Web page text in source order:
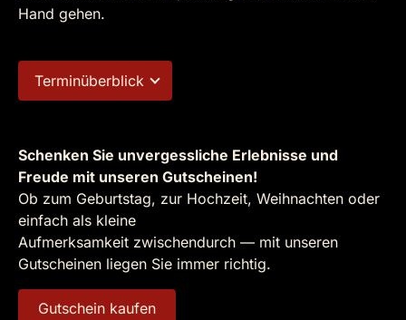
Hand gehen.
Terminüberblick
Schenken Sie unvergessliche Erlebnisse und
Freude mit unseren Gutscheinen!
Ob zum Geburtstag, zur Hochzeit, Weihnachten oder
einfach als kleine
Aufmerksamkeit zwischendurch — mit unseren
Gutscheinen liegen Sie immer richtig.
Gutschein kaufen